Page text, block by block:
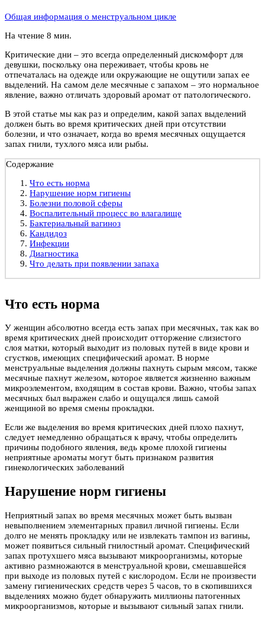
Общая информация о менструальном цикле
На чтение 8 мин.
Критические дни – это всегда определенный дискомфорт для
девушки, поскольку она переживает, чтобы кровь не
отпечаталась на одежде или окружающие не ощутили запах ее
выделений. На самом деле месячные с запахом – это нормальное
явление, важно отличать здоровый аромат от патологического.
В этой статье мы как раз и определим, какой запах выделений
должен быть во время критических дней при отсутствии
болезни, и что означает, когда во время месячных ощущается
запах гнили, тухлого мяса или рыбы.
Содержание
Что есть норма
Нарушение норм гигиены
Болезни половой сферы
Воспалительный процесс во влагалище
Бактериальный вагиноз
Кандидоз
Инфекции
Диагностика
Что делать при появлении запаха
Что есть норма
У женщин абсолютно всегда есть запах при месячных, так как во
время критических дней происходит отторжение слизистого
слоя матки, который выходит из половых путей в виде крови и
сгустков, имеющих специфический аромат. В норме
менструальные выделения должны пахнуть сырым мясом, также
месячные пахнут железом, которое является жизненно важным
микроэлементом, входящим в состав крови. Важно, чтобы запах
месячных был выражен слабо и ощущался лишь самой
женщиной во время смены прокладки.
Если же выделения во время критических дней плохо пахнут,
следует немедленно обращаться к врачу, чтобы определить
причины подобного явления, ведь кроме плохой гигиены
неприятные ароматы могут быть признаком развития
гинекологических заболеваний
Нарушение норм гигиены
Неприятный запах во время месячных может быть вызван
невыполнением элементарных правил личной гигиены. Если
долго не менять прокладку или не извлекать тампон из вагины,
может появиться сильный гнилостный аромат. Специфический
запах протухшего мяса вызывают микроорганизмы, которые
активно размножаются в менструальной крови, смешавшейся
при выходе из половых путей с кислородом. Если не произвести
замену гигиенических средств через 5 часов, то в скопившихся
выделениях можно будет обнаружить миллионы патогенных
микроорганизмов, которые и вызывают сильный запах гнили.